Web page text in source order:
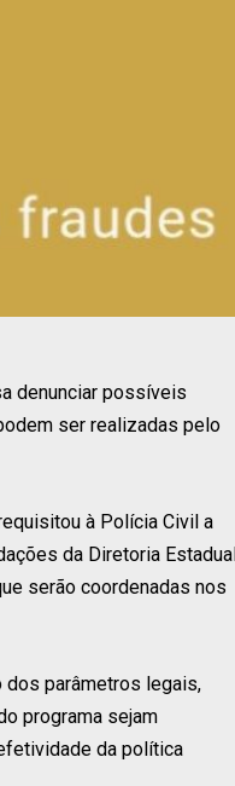
denunciar possíveis
ser realizadas pelo
à Polícia Civil a
da Diretoria
serão coordenadas nos
dos parâmetros legais,
programa sejam
da política